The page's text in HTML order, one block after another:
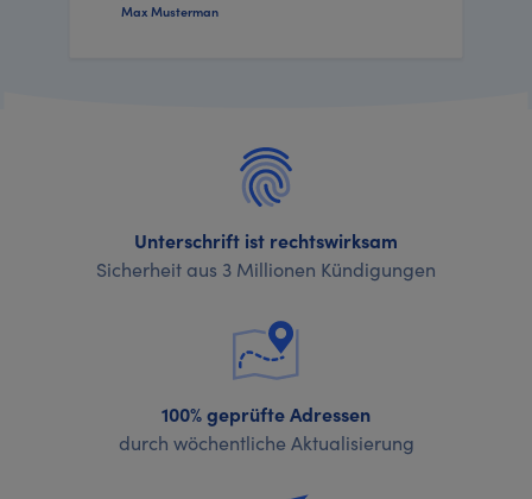
Max Musterman
Unterschrift ist rechtswirksam
Sicherheit aus 3 Millionen Kündigungen
100% geprüfte Adressen
durch wöchentliche Aktualisierung